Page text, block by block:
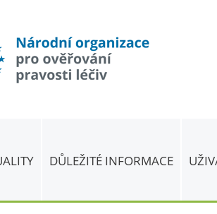
DŮLEŽITÉ INFORMACE